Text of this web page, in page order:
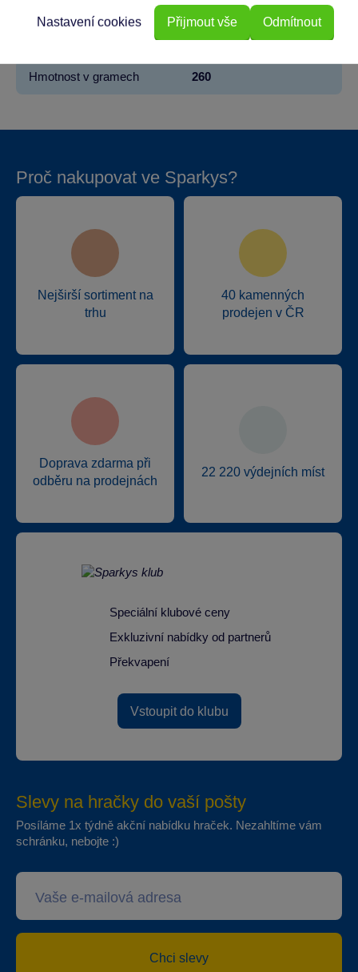
30
9
Hmotnost v gramech 260
Proč nakupovat ve Sparkys?
Nejširší sortiment na
trhu
40 kamenných
prodejen v ČR
Doprava zdarma při
odběru na prodejnách
22 220 výdejních míst
Speciální klubové ceny
Exkluzivní nabídky od partnerů
Překvapení
Vstoupit do klubu
Slevy na hračky do vaší pošty
Posíláme 1x týdně akční nabídku hraček. Nezahltíme vám
schránku, nebojte :)
Chci slevy
Odmítnout
Nastavení cookies Přijmout vše